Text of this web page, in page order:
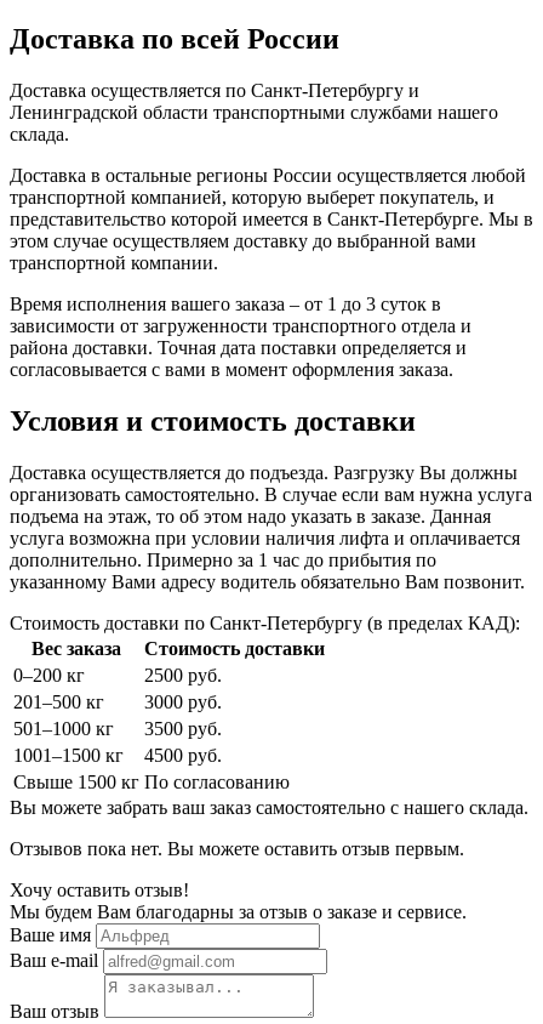
Доставка по всей России
Доставка осуществляется по Санкт-Петербургу и
Ленинградской области транспортными службами нашего
склада.
Доставка в остальные регионы России осуществляется любой
транспортной компанией, которую выберет покупатель, и
представительство которой имеется в Санкт-Петербурге. Мы в
этом случае осуществляем доставку до выбранной вами
транспортной компании.
Время исполнения вашего заказа – от 1 до 3 суток в
зависимости от загруженности транспортного отдела и
района доставки. Точная дата поставки определяется и
согласовывается с вами в момент оформления заказа.
Условия и стоимость доставки
Доставка осуществляется до подъезда. Разгрузку Вы должны
организовать самостоятельно. В случае если вам нужна услуга
подъема на этаж, то об этом надо указать в заказе. Данная
услуга возможна при условии наличия лифта и оплачивается
дополнительно. Примерно за 1 час до прибытия по
указанному Вами адресу водитель обязательно Вам позвонит.
Стоимость доставки по Санкт-Петербургу (в пределах КАД):
Вес заказа
Стоимость доставки
0–200 кг
2500 руб.
201–500 кг
3000 руб.
501–1000 кг
3500 руб.
1001–1500 кг
4500 руб.
Свыше 1500 кг По согласованию
Вы можете забрать ваш заказ самостоятельно с нашего склада.
Отзывов пока нет. Вы можете оставить отзыв первым.
Хочу оставить отзыв!
Мы будем Вам благодарны за отзыв о заказе и сервисе.
Ваше имя
Ваш e-mail
Ваш отзыв